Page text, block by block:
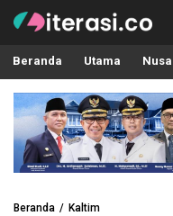
Literasi.co
Pilar Informasi
Beranda Utama
Beranda Kaltim